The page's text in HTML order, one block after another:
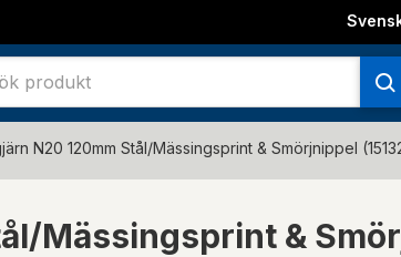
N20 120mm Stål/Mässingsprint & Smörjnippel
Mässingsprint &